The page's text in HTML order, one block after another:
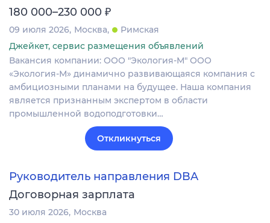
180 000–230 000 ₽
09 июля 2026 Москва
Римская
Джейкет, сервис размещения объявлений
Вакансия компании: ООО "Экология-М" ООО
«Экология-М» динамично развивающаяся компания с
амбициозными планами на будущее. Наша компания
является признанным экспертом в области
промышленной водоподготовки…
Откликнуться
Руководитель направления DBA
Договорная зарплата
30 июля 2026 Москва